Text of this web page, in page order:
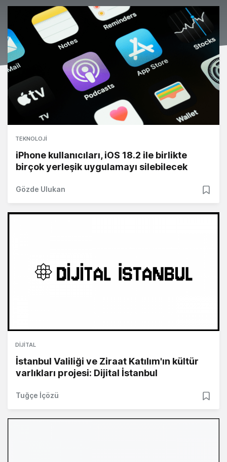
TEKNOLOJI
iPhone kullanıcıları, iOS 18.2 ile birlikte
birçok yerleşik uygulamayı silebilecek
Gözde Ulukan
DIJITAL
İstanbul Valiliği ve Ziraat Katılım'ın kültür
varlıkları projesi: Dijital İstanbul
Tuğçe İçözü